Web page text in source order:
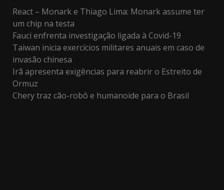
React – Monark e Thiago Lima: Monark assume ter
um chip na testa
Fauci enfrenta investigação ligada à Covid-19
Taiwan inicia exercícios militares anuais em caso de
invasão chinesa
Irã apresenta exigências para reabrir o Estreito de
Ormuz
Chery traz cão-robô e humanoide para o Brasil